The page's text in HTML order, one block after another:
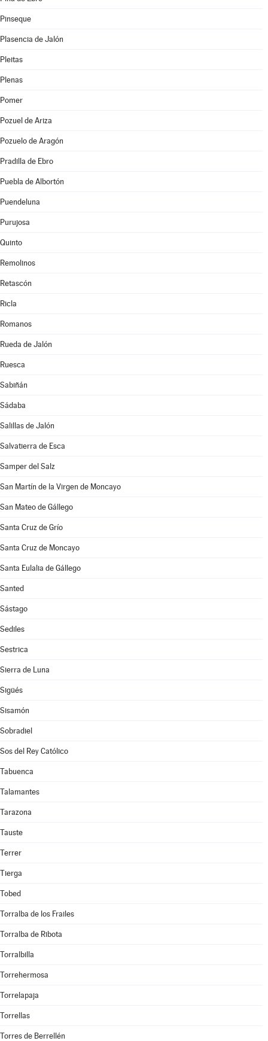
Pinseque
Plasencia de Jalón
Pleitas
Plenas
Pomer
Pozuel de Ariza
Pozuelo de Aragón
Pradilla de Ebro
Puebla de Albortón
Puendeluna
Purujosa
Quinto
Remolinos
Retascón
Ricla
Romanos
Rueda de Jalón
Ruesca
Sabiñán
Sádaba
Salillas de Jalón
Salvatierra de Esca
Samper del Salz
San Martín de la Virgen de Moncayo
San Mateo de Gállego
Santa Cruz de Grío
Santa Cruz de Moncayo
Santa Eulalia de Gállego
Santed
Sástago
Sediles
Sestrica
Sierra de Luna
Sigüés
Sisamón
Sobradiel
Sos del Rey Católico
Tabuenca
Talamantes
Tarazona
Tauste
Terrer
Tierga
Tobed
Torralba de los Frailes
Torralba de Ribota
Torralbilla
Torrehermosa
Torrelapaja
Torrellas
Torres de Berrellén